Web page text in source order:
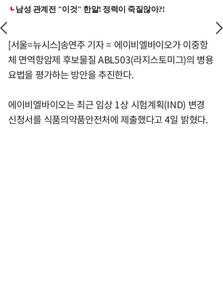
[서울=뉴시스]송연주 기자 = 에이비엘바이오가 이중항
체 면역항암제 후보물질 ABL503(라지스토미그)의 병용
요법을 평가하는 방안을 추진한다.
에이비엘바이오는 최근 임상 1상 시험계획(IND) 변경
신청서를 식품의약품안전처에 제출했다고 4일 밝혔다.